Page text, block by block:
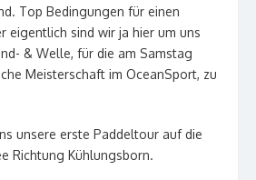
Top Bedingungen für einen
eigentlich sind wir ja hier um uns
& Welle, für die am Samstag
Meisterschaft im OceanSport, zu
unsere erste Paddeltour auf die
Richtung Kühlungsborn.